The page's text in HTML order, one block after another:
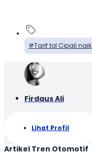
Tarif tol Cipali naik
Firdaus Ali
Lihat Profil
Artikel Tren Otomotif